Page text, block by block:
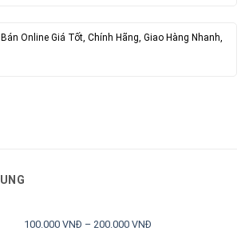
Online Giá Tốt, Chính Hãng, Giao Hàng Nhanh,
100.000 VNĐ – 200.000 VNĐ